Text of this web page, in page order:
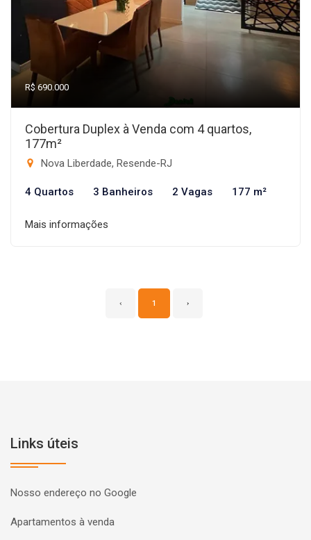
R$ 690.000
Cobertura Duplex à Venda com 4 quartos,
177m²
Nova Liberdade, Resende-RJ
4 Quartos 3 Banheiros 2 Vagas 177 m²
Mais informações
‹ 1 ›
Links úteis
Nosso endereço no Google
Apartamentos à venda